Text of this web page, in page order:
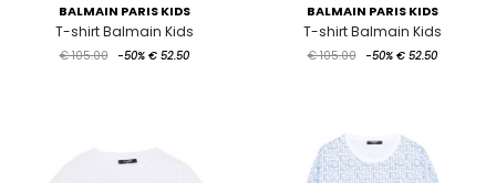
BALMAIN PARIS KIDS
T-shirt Balmain Kids
€ 105.00 -50% € 52.50
BALMAIN PARIS KIDS
T-shirt Balmain Kids
€ 105.00 -50% € 52.50